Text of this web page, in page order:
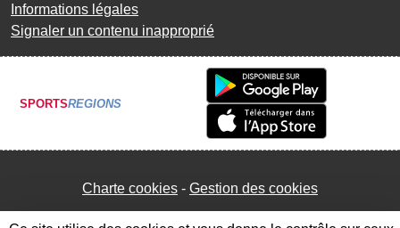
Informations légales
Signaler un contenu inapproprié
SPORTSREGIONS
Charte cookies Gestion des cookies